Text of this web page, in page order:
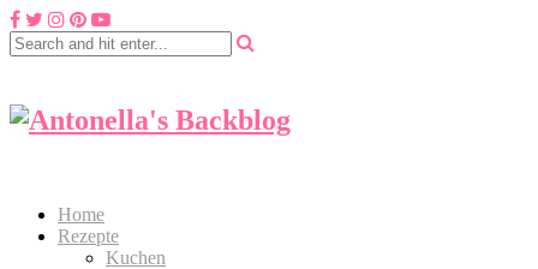
Home
Rezepte
Kuchen